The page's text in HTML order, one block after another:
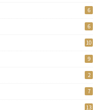
6
6
10
9
2
7
13